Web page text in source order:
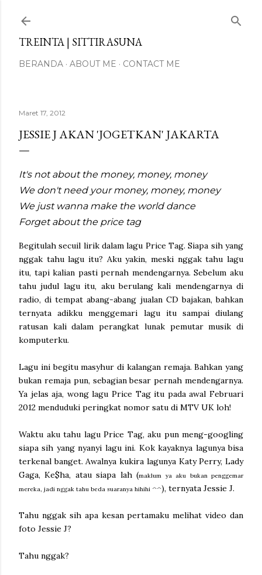
TREINTA | SITTIRASUNA
BERANDA ABOUT ME CONTACT ME
Maret 17, 2012
JESSIE J AKAN 'JOGETKAN' JAKARTA
It's not about the money, money, money
We don't need your money, money, money
We just wanna make the world dance
Forget about the price tag
Begitulah secuil lirik dalam lagu Price Tag. Siapa sih yang
nggak tahu lagu itu? Aku yakin, meski nggak tahu lagu
itu, tapi kalian pasti pernah mendengarnya. Sebelum aku
tahu judul lagu itu, aku berulang kali mendengarnya di
radio, di tempat abang-abang jualan CD bajakan, bahkan
ternyata adikku menggemari lagu itu sampai diulang
ratusan kali dalam perangkat lunak pemutar musik di
komputerku.
Lagu ini begitu masyhur di kalangan remaja. Bahkan yang
bukan remaja pun, sebagian besar pernah mendengarnya.
Ya jelas aja, wong lagu Price Tag itu pada awal Februari
2012 menduduki peringkat nomor satu di MTV UK loh!
Waktu aku tahu lagu Price Tag, aku pun meng-googling
siapa sih yang nyanyi lagu ini. Kok kayaknya lagunya bisa
terkenal banget. Awalnya kukira lagunya Katy Perry, Lady
Gaga, Ke$ha, atau siapa lah (maklum ya aku bukan penggemar
mereka, jadi nggak tahu beda suaranya hihihi ^^), ternyata Jessie J.
Tahu nggak sih apa kesan pertamaku melihat video dan
foto Jessie J?
Tahu nggak?